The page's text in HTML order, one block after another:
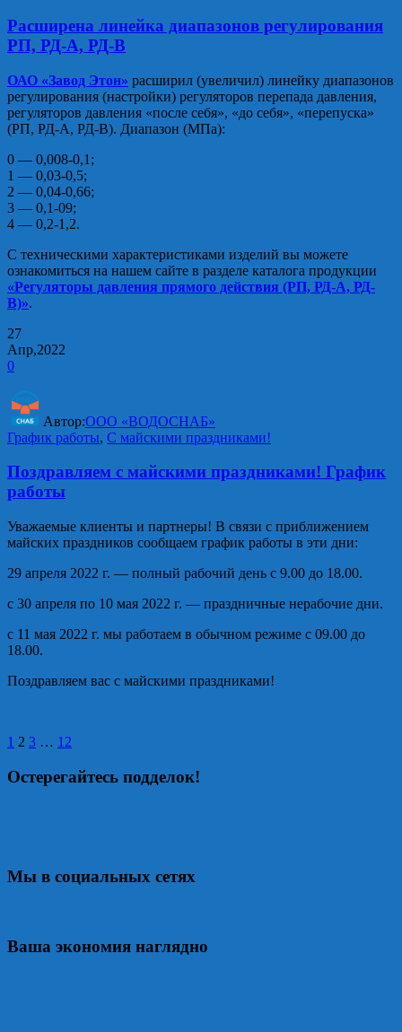
Расширена линейка диапазонов регулирования
РП, РД-А, РД-В
ОАО «Завод Этон» расширил (увеличил) линейку диапазонов
регулирования (настройки) регуляторов перепада давления,
регуляторов давления «после себя», «до себя», «перепуска»
(РП, РД-А, РД-В). Диапазон (МПа):
0 — 0,008-0,1;
1 — 0,03-0,5;
2 — 0,04-0,66;
3 — 0,1-09;
4 — 0,2-1,2.
С техническими характеристиками изделий вы можете
ознакомиться на нашем сайте в разделе каталога продукции
«Регуляторы давления прямого действия (РП, РД-А, РД-
В)».
27
Апр,2022
0
Автор:ООО «ВОДОСНАБ»
График работы, С майскими праздниками!
Поздравляем с майскими праздниками! График
работы
Уважаемые клиенты и партнеры! В связи с приближением
майских праздников сообщаем график работы в эти дни:
29 апреля 2022 г. — полный рабочий день с 9.00 до 18.00.
с 30 апреля по 10 мая 2022 г. — праздничные нерабочие дни.
с 11 мая 2022 г. мы работаем в обычном режиме с 09.00 до
18.00.
Поздравляем вас с майскими праздниками!
Пагинация
записей
1 2 3 … 12
Остерегайтесь подделок!
Мы в социальных сетях
Ваша экономия наглядно